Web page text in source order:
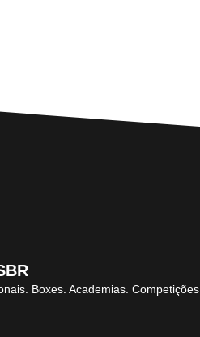
Boxes. Academias. Competições.